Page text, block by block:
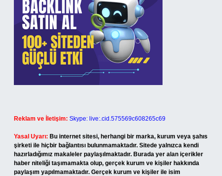
Reklam ve İletişim: Skype: live:.cid.575569c608265c69
Yasal Uyarı: Bu internet sitesi, herhangi bir marka, kurum veya şahıs
şirketi ile hiçbir bağlantısı bulunmamaktadır. Sitede yalnızca kendi
hazırladığımız makaleler paylaşılmaktadır. Burada yer alan içerikler
haber niteliği taşımamakta olup, gerçek kurum ve kişiler hakkında
paylaşım yapılmamaktadır. Gerçek kurum ve kişiler ile isim